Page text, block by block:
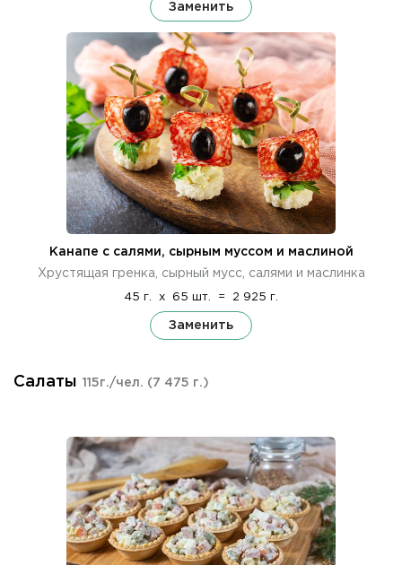
Заменить
Канапе с салями, сырным муссом и маслиной
Хрустящая гренка, сырный мусс, салями и маслинка
45 г. x 65 шт. = 2 925 г.
Заменить
Салаты 115г./чел. (7 475 г.)